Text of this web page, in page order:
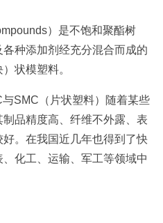
）是不饱和聚酯树
种添加剂经充分混合而成的
状模塑料。
SMC（片状塑料）随着某些
品精度高、纤维不外露、表
。在我国近几年也得到了快
化工、运输、军工等领域中